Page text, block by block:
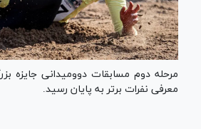
مرحله دوم مسابقات دوومیدانی جایزه
معرفی نفرات برتر به پایان رسید.